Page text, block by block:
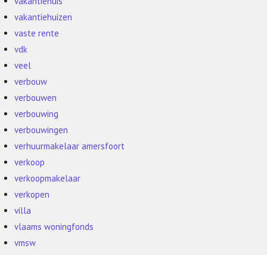
vakantiehuizen
vaste rente
vdk
veel
verbouw
verbouwen
verbouwing
verbouwingen
verhuurmakelaar amersfoort
verkoop
verkoopmakelaar
verkopen
villa
vlaams woningfonds
vmsw